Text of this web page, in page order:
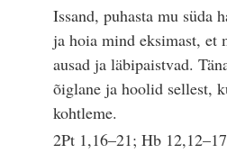
Issand, puhasta mu süda
ja hoia mind eksimast, et
ausad ja läbipaistvad.
õiglane ja hoolid sellest,
kohtleme.
2Pt 1,16–21; Hb 12,12–17